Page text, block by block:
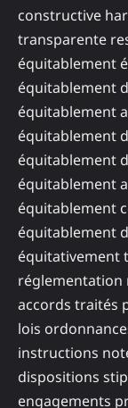
constructive
transparente
équitablement
équitablement
équitablement
équitablement
équitablement
équitablement
équitablement
équitablement
équitativement
réglementation
accords traités
lois
instructions
dispositions
engagements